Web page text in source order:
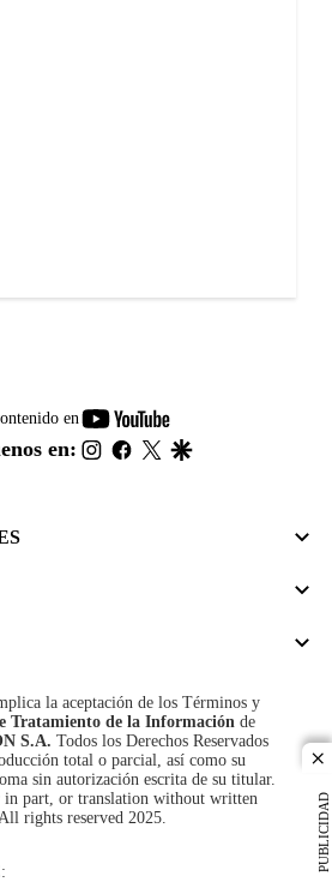
PUBLICIDAD
en
youtube-
footer
en: instagram
facebook
twitter
la aceptación de los Términos y
Tratamiento de la Información de
S.A. Todos los Derechos Reservados
total o parcial, así como su
sin autorización escrita de su titular.
part, or translation without written
rights reserved 2025.